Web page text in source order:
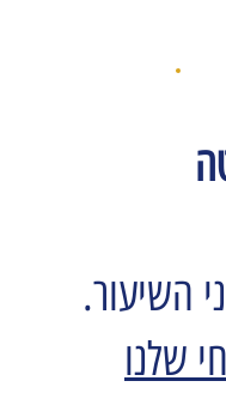
השיעור.
שלנו